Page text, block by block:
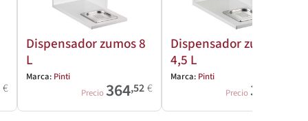
€
Dispensador zumos 8
L
Marca: Pinti
Precio 364,52€
Dispensador zumos
4,5 L
Marca: Pinti
Precio 340